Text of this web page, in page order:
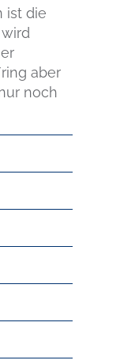
ist die
aber
noch